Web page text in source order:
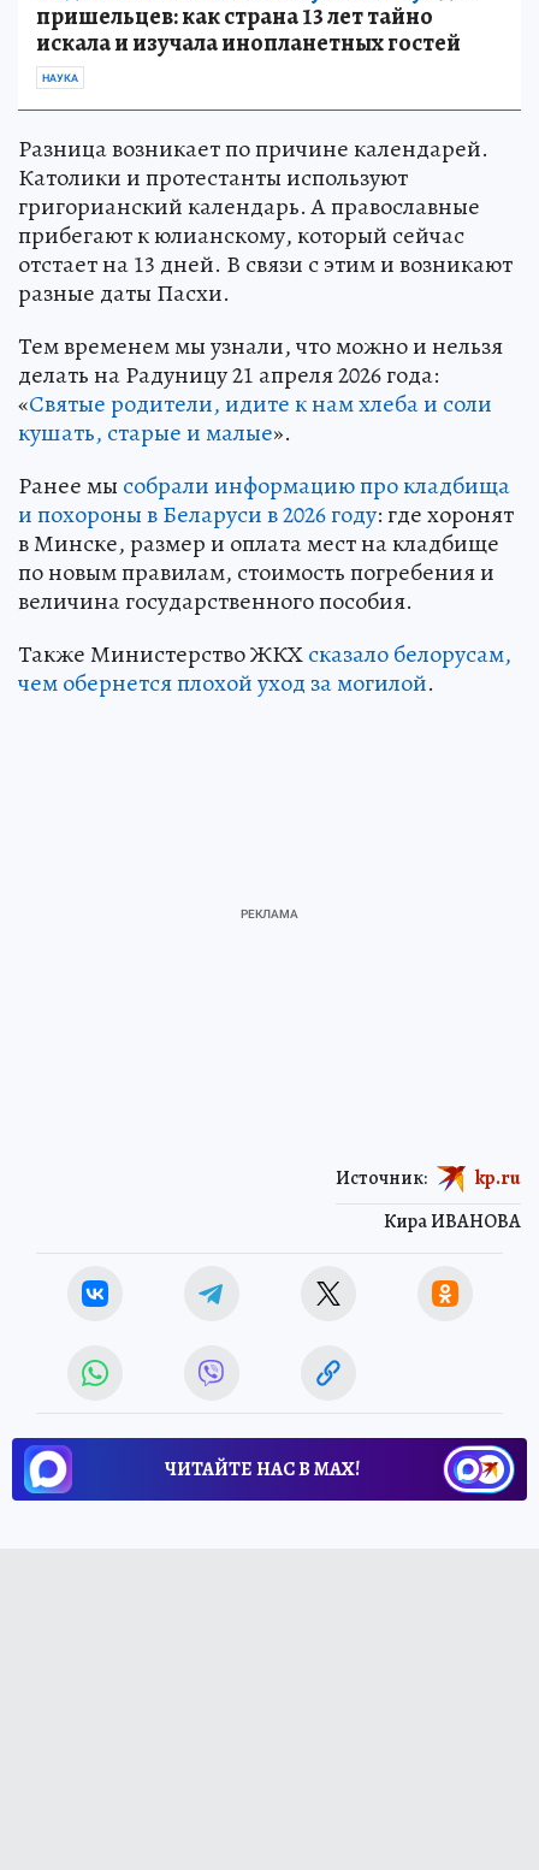
пришельцев: как страна 13 лет тайно
искала и изучала инопланетных гостей
НАУКА
Разница возникает по причине календарей.
Католики и протестанты используют
григорианский календарь. А православные
прибегают к юлианскому, который сейчас
отстает на 13 дней. В связи с этим и возникают
разные даты Пасхи.
Тем временем мы узнали, что можно и нельзя
делать на Радуницу 21 апреля 2026 года:
«Святые родители, идите к нам хлеба и соли
кушать, старые и малые».
Ранее мы собрали информацию про кладбища
и похороны в Беларуси в 2026 году: где хоронят
в Минске, размер и оплата мест на кладбище
по новым правилам, стоимость погребения и
величина государственного пособия.
Также Министерство ЖКХсказало белорусам,
чем обернется плохой уход за могилой.
Кира ИВАНОВА
Источник: kp.ru
ЧИТАЙТЕ НАС В МАХ!